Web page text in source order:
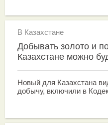
В Казахстане
Добывать золото и
Казахстане можно
Новый для Казахстана
добычу, включили в